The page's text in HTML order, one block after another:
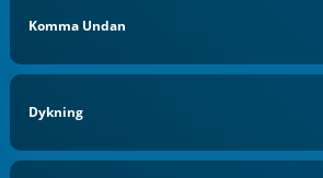
Komma Undan
Dykning